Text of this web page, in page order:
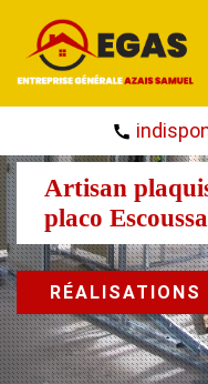
Artisan
placo
RÉALISATIONS